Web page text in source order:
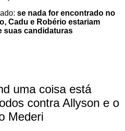
se nada for encontrado no
Cadu e Robério estariam
suas candidaturas
uma coisa está
contra Allyson e o
Mederi